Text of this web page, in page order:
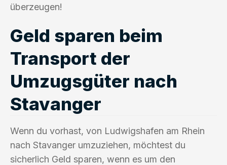
überzeugen!
Geld sparen beim
Transport der
Umzugsgüter nach
Stavanger
Wenn du vorhast, von Ludwigshafen am Rhein
nach Stavanger umzuziehen, möchtest du
sicherlich Geld sparen, wenn es um den